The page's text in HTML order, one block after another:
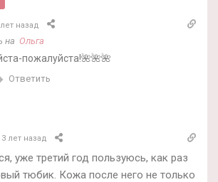
назад
на Ольга
пожалуйста!🌺🌺🌺
Ответить
3 лет назад
уже третий год пользуюсь, как раз
тюбик. Кожа после него не только